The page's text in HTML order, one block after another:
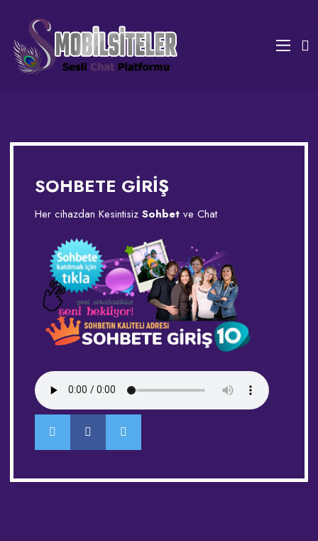
SOHBETE GİRİŞ
Her cihazdan Kesintisiz Sohbet ve Chat